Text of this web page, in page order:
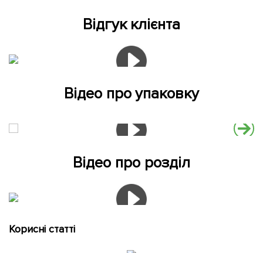
Відгук клієнта
Відео про упаковку
Відео про розділ
Корисні статті